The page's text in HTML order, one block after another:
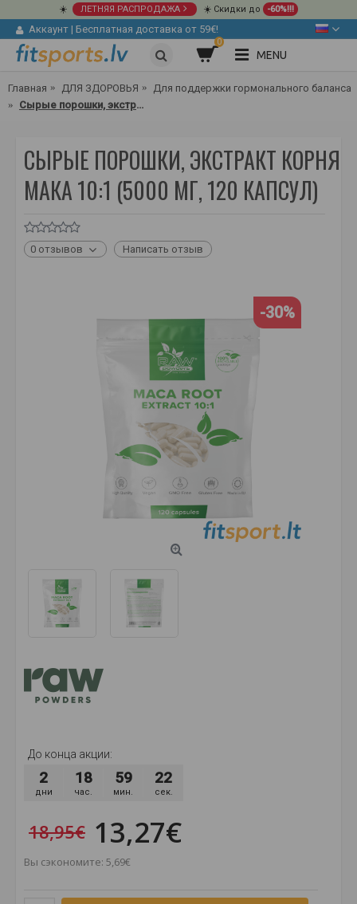
☀️ ЛЕТНЯЯ РАСПРОДАЖА ☀️ Скидки до -60%!!!
Аккаунт | Бесплатная доставка от 59€!
0
MENU
Главная ДЛЯ ЗДОРОВЬЯ
Для поддержки гормонального баланса
Сырые порошки, экстракт корня мака 10:1 (5000 мг, 120 капсул)
СЫРЫЕ ПОРОШКИ, ЭКСТРАКТ КОРНЯ
МАКА 10:1 (5000 МГ, 120 КАПСУЛ)
0 отзывов Написать отзыв
-30%
До конца акции:
2
дни
18
час.
59
мин.
20
сек.
18,95€ 13,27€
Вы сэкономите: 5,69€